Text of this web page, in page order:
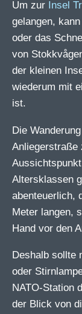
Um zur Insel
gelangen,
oder das
von
der kleinen
wiederum mit
ist.
Die
Anliegerstraße
Altersklassen
abenteuerlich,
Meter langen,
Hand vor den
Deshalb sollte
oder
NATO-Station
der Blick von